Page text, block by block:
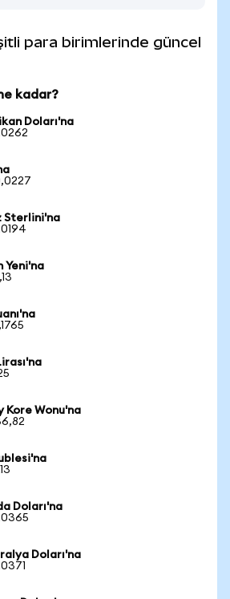
para birimlerinde güncel
kadar?
Doları'na
Sterlini'na
Yeni'na
Kore Wonu'na
Doları'na
Doları'na